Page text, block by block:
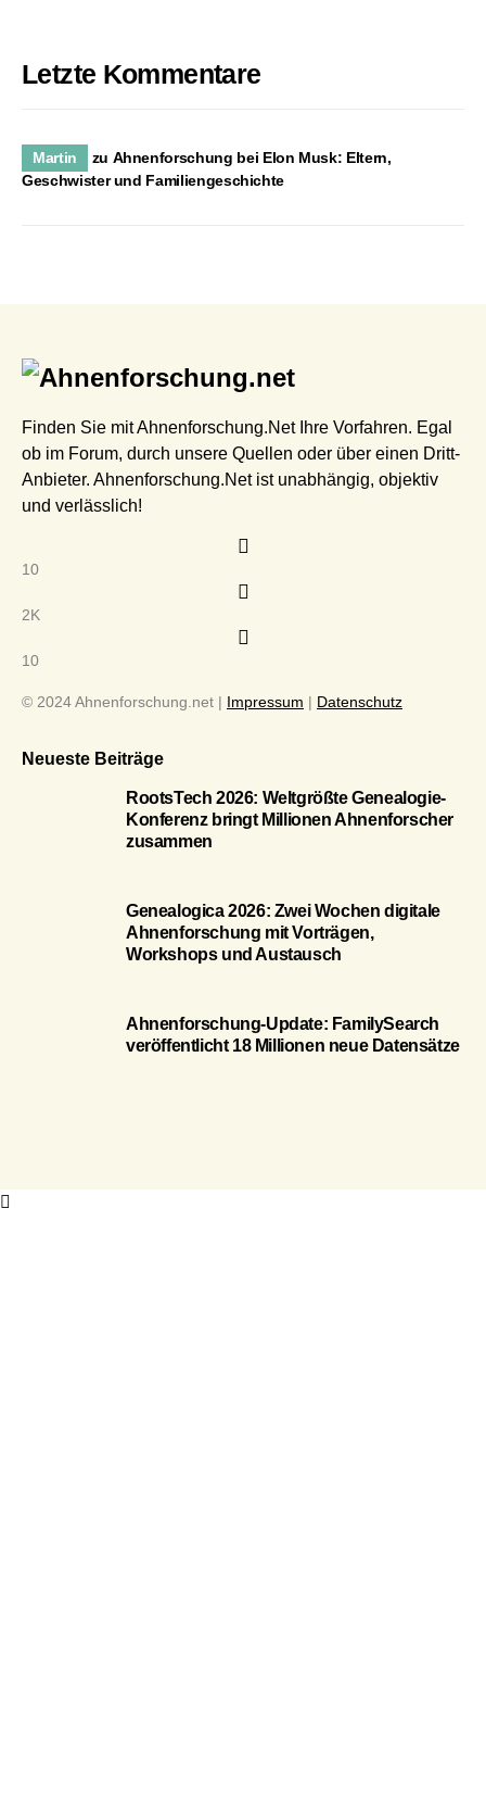
Letzte Kommentare
Martin zu Ahnenforschung bei Elon Musk: Eltern,
Geschwister und Familiengeschichte
Finden Sie mit Ahnenforschung.Net Ihre Vorfahren. Egal
ob im Forum, durch unsere Quellen oder über einen Dritt-
Anbieter. Ahnenforschung.Net ist unabhängig, objektiv
und verlässlich!
10
2K
10
© 2024 Ahnenforschung.net | Impressum | Datenschutz
Neueste Beiträge
RootsTech 2026: Weltgrößte Genealogie-
Konferenz bringt Millionen Ahnenforscher
zusammen
Genealogica 2026: Zwei Wochen digitale
Ahnenforschung mit Vorträgen,
Workshops und Austausch
Ahnenforschung-Update: FamilySearch
veröffentlicht 18 Millionen neue Datensätze